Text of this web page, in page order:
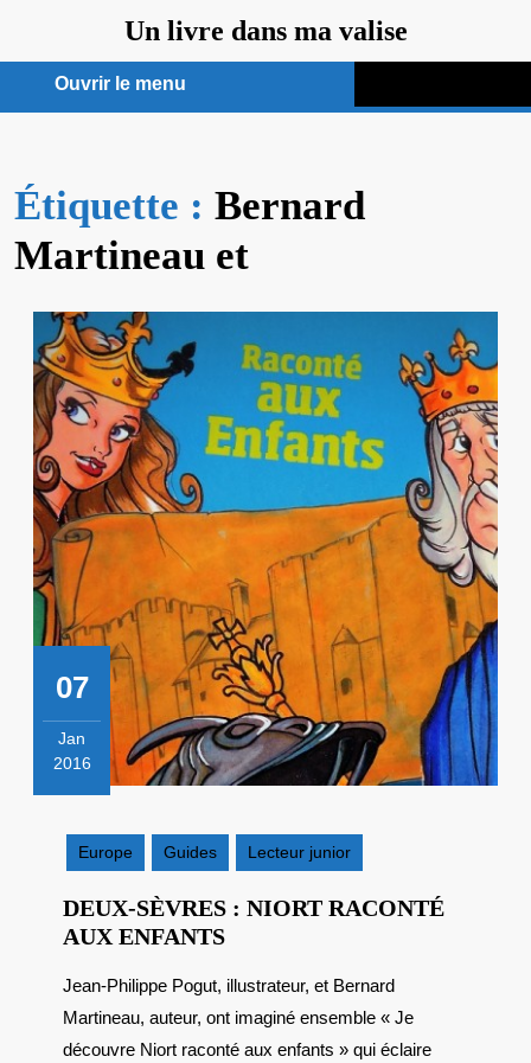
contenu
Un livre dans ma valise
Ouvrir le menu
menu
Étiquette : Bernard
Martineau et
07
Jan
2016
2016
Europe
Guides Lecteur junior
DEUX-SÈVRES : NIORT RACONTÉ
AUX ENFANTSDEUX-
:
NIORT
RACONTÉ
Jean-Philippe Pogut, illustrateur, et Bernard
Martineau, auteur, ont imaginé ensemble « Je
découvre Niort raconté aux enfants » qui éclaire